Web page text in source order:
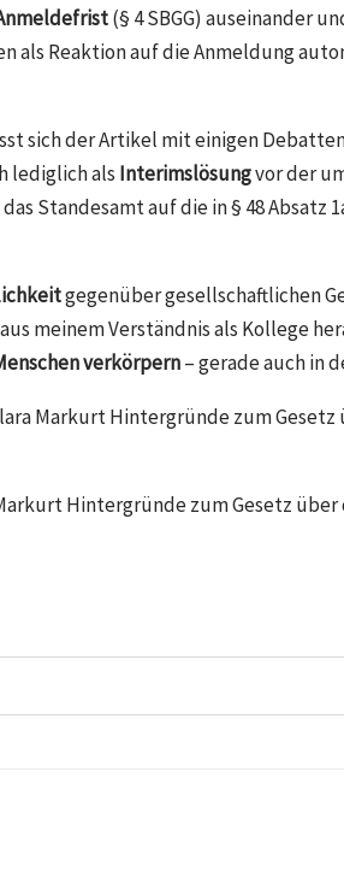
(§ 4 SBGG) auseinander
Reaktion auf die Anmeldung
sich der Artikel mit einigen
lediglich als Interimslösungvor der
Standesamt auf die in § 48
gegenüber gesellschaftlichen
meinem Verständnis als Kollege
verkörpern– gerade auch in
Markurt Hintergründe zum
Hintergründe zum Gesetz